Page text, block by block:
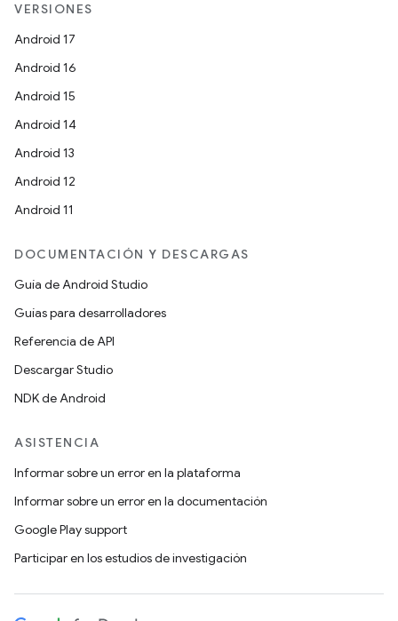
VERSIONES
Android 17
Android 16
Android 15
Android 14
Android 13
Android 12
Android 11
DOCUMENTACIÓN Y DESCARGAS
Guía de Android Studio
Guías para desarrolladores
Referencia de API
Descargar Studio
NDK de Android
ASISTENCIA
Informar sobre un error en la plataforma
Informar sobre un error en la documentación
Google Play support
Participar en los estudios de investigación